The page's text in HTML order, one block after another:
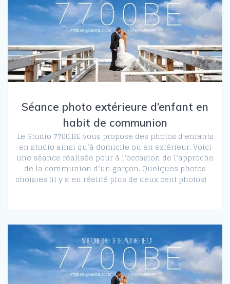
Séance photo extérieure d’enfant en
habit de communion
Le Studio 7700.BE vous propose des photos d’enfants
en studio ainsi qu’à domicile ou en extérieur. Voici
une séance réalisée pour à l’occasion de l’approche
de la communion d’un garçon. Quelques photos
choisies (il y a en réalité plus de deux cent photos)